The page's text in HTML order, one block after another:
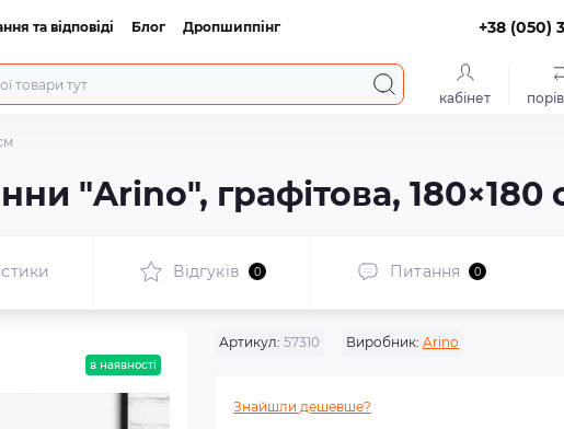
та відповіді Блог Дропшиппінг +38 (050)
кабінет
"Arino", графітова, 180×180
Відгуків 0 Питання 0
в наявності
Артикул: 57310 Виробник: Arino
Знайшли дешевше?